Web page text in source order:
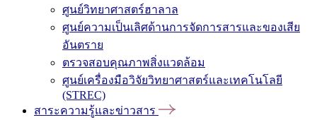
ศูนย์วิทยาศาสตร์ฮาลาล
ศูนย์ความเป็นเลิศด้านการจัดการสารและของเสีย
อันตราย
ตรวจสอบคุณภาพสิ่งแวดล้อม
ศูนย์เครื่องมือวิจัยวิทยาศาสตร์และเทคโนโลยี
(STREC)
สาระความรู้และข่าวสาร